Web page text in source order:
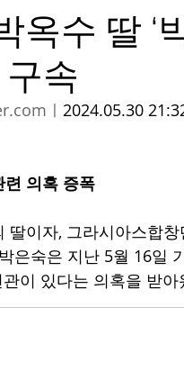
수 딸 ‘
속
ㅣ 2024.05.30
의혹 증폭
딸이자, 그라시아스합
은숙은 지난 5월 16일
이 있다는 의혹을 받아